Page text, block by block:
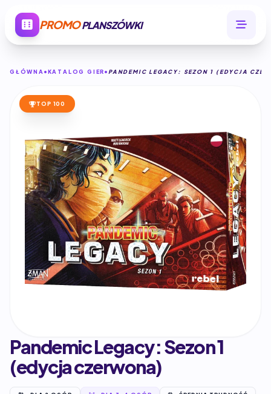
PROMOPLANSZÓWKI
GŁÓWNA KATALOG GIER PANDEMIC LEGACY: SEZON 1 (EDYCJA
TOP 100
Pandemic Legacy: Sezon 1
(edycja czerwona)